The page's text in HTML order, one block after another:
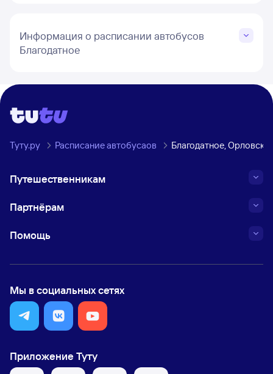
Информация о расписании автобусов
Благодатное
Туту.ру Расписание автобусаов Благодатное,
Путешественникам
Партнёрам
Помощь
Мы в социальных сетях
Приложение Туту